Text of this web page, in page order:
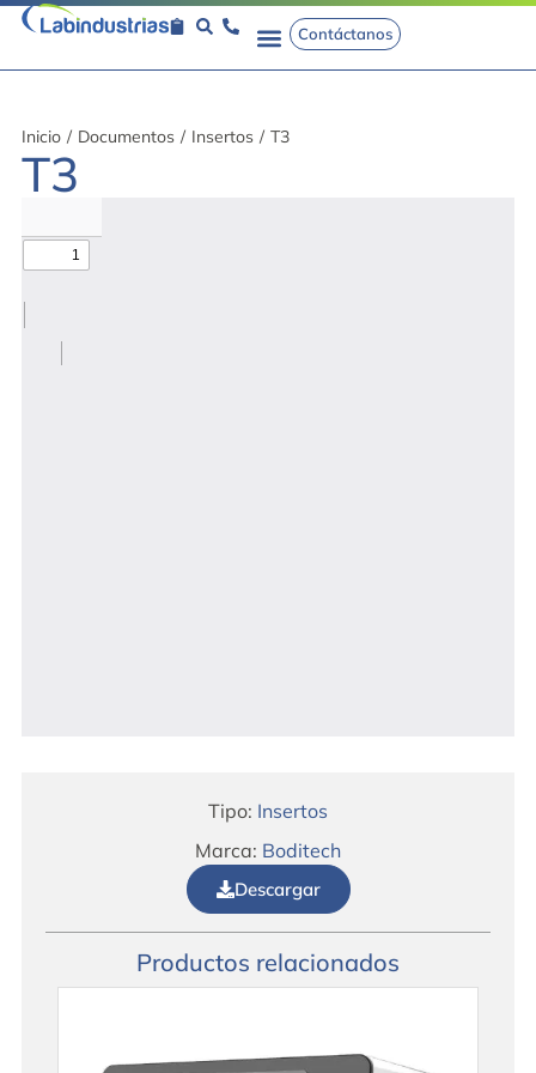
Contáctanos
Inicio / Documentos / Insertos / T3
T3
Tipo: Insertos
Marca: Boditech
Descargar
Productos relacionados